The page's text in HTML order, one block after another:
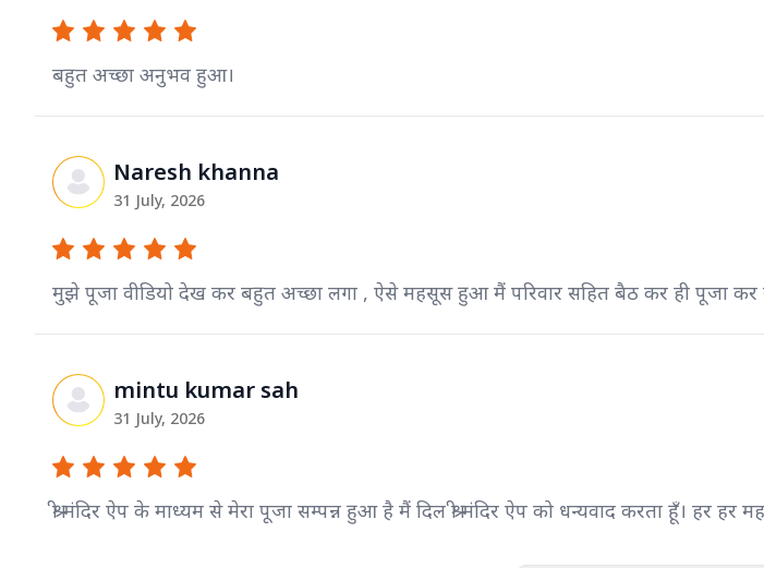
बहुत अच्छा अनुभव हुआ।
Naresh khanna
31 July, 2026
मुझे पूजा वीडियो देख कर बहुत अच्छा लगा , ऐसे महसूस हुआ मैं परिवार सहित बैठ कर ही पूजा कर
mintu kumar sah
31 July, 2026
श्री मंदिर ऐप के माध्यम से मेरा पूजा सम्पन्न हुआ है मैं दिल श्री मंदिर ऐप को धन्यवाद करता हूँ। हर हर